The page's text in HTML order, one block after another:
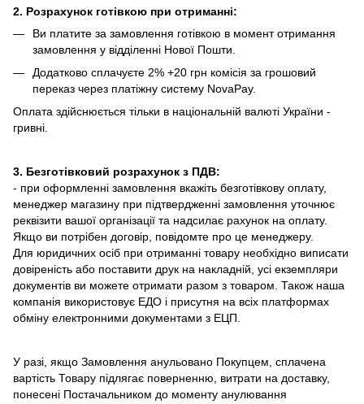
2. Розрахунок готівкою при отриманні:
Ви платите за замовлення готівкою в момент отримання
замовлення у відділенні Нової Пошти.
Додатково сплачуєте 2% +20 грн комісія за грошовий
переказ через платіжну систему NovaPay.
Оплата здійснюється тільки в національній валюті України -
гривні.
3. Безготівковий розрахунок з ПДВ:
- при оформленні замовлення вкажіть безготівкову оплату,
менеджер магазину при підтвердженні замовлення уточнює
реквізити вашої організації та надсилає рахунок на оплату.
Якщо ви потрібен договір, повідомте про це менеджеру.
Для юридичних осіб при отриманні товару необхідно виписати
довіреність або поставити друк на накладній, усі екземпляри
документів ви можете отримати разом з товаром. Також наша
компанія використовує ЕДО і присутня на всіх платформах
обміну електронними документами з ЕЦП.
У разі, якщо Замовлення анульовано Покупцем, сплачена
вартість Товару підлягає поверненню, витрати на доставку,
понесені Постачальником до моменту анулювання